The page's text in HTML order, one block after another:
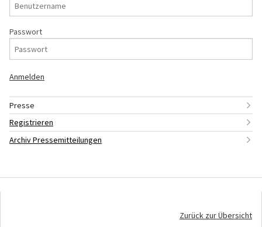
Passwort
Presse
Registrieren
Archiv Pressemitteilungen
Zurück zur Übersicht